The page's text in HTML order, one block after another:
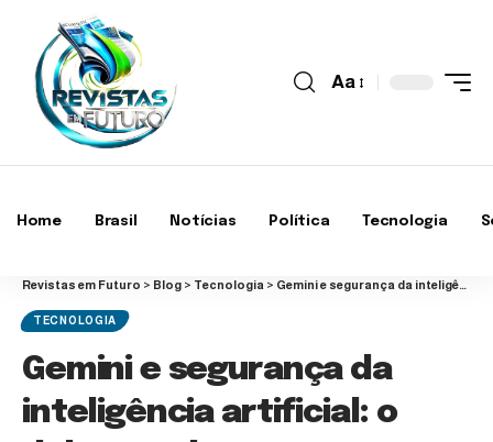
Aa
Home Brasil Notícias Política Tecnologia
Revistas em Futuro > Blog > Tecnologia > Gemini e segurança da inteligência artificial: o debate sobre responsabilidade após acusação de incentivo à violência
TECNOLOGIA
Gemini e segurança da
inteligência artificial: o